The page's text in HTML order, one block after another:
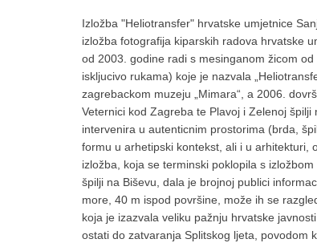
Izložba "Heliotransfer" hrvatske umjetnice
izložba fotografija kiparskih radova hrvatske
od 2003. godine radi s mesinganom žicom
iskljucivo rukama) koje je nazvala
zagrebackom muzeju „Mimara“, a 2006.
Veternici kod Zagreba te Plavoj i Zelenoj
intervenira u autenticnim prostorima (brda,
formu u arhetipski kontekst, ali i u arhitekturi,
izložba, koja se terminski poklopila s
špilji na Biševu, dala je brojnoj publici
more, 40 m ispod površine, može ih se
koja je izazvala veliku pažnju hrvatske
ostati do zatvaranja Splitskog ljeta, povodom